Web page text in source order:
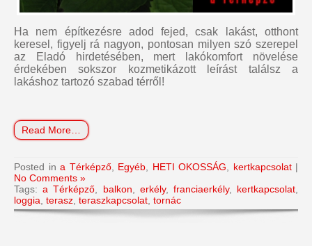
Ha nem építkezésre adod fejed, csak lakást, otthont
keresel, figyelj rá nagyon, pontosan milyen szó szerepel
az Eladó hirdetésében, mert lakókomfort növelése
érdekében sokszor kozmetikázott leírást találsz a
lakáshoz tartozó szabad térről!
Read More…
Posted in a Térképző, Egyéb HETI OKOSSÁG kertkapcsolat|
No Comments »
Tags:a Térképző balkon erkély, franciaerkély, kertkapcsolat
loggia terasz teraszkapcsolat tornác